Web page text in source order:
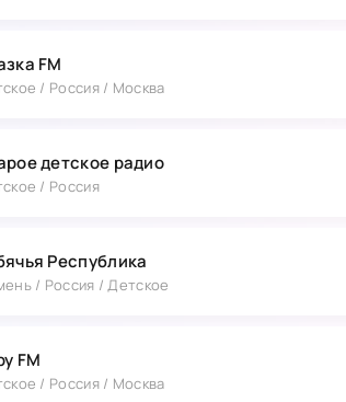
FM
/ Россия / Москва
детское радио
/ Россия
Республика
/ Россия / Детское
FM
/ Россия / Москва